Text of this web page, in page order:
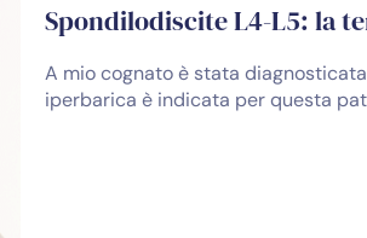
Spondilodiscite L4-L5: la
A mio cognato è stata
iperbarica è indicata per questa